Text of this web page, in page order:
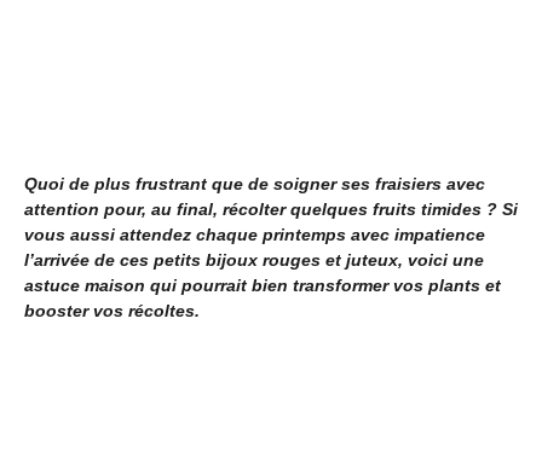
Quoi de plus frustrant que de soigner ses fraisiers avec
attention pour, au final, récolter quelques fruits timides ? Si
vous aussi attendez chaque printemps avec impatience
l’arrivée de ces petits bijoux rouges et juteux, voici une
astuce maison qui pourrait bien transformer vos plants et
booster vos récoltes.